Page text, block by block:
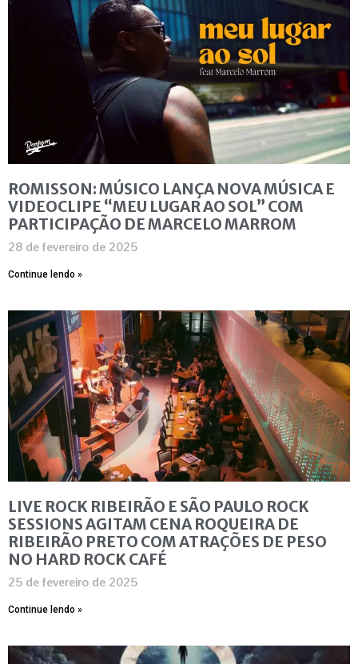
ROMISSON: MÚSICO LANÇA NOVA MÚSICA E
VIDEOCLIPE “MEU LUGAR AO SOL” COM
PARTICIPAÇÃO DE MARCELO MARROM
28 de fevereiro de 2025
Continue lendo »
LIVE ROCK RIBEIRÃO E SÃO PAULO ROCK
SESSIONS AGITAM CENA ROQUEIRA DE
RIBEIRÃO PRETO COM ATRAÇÕES DE PESO
NO HARD ROCK CAFÉ
25 de fevereiro de 2025
Continue lendo »